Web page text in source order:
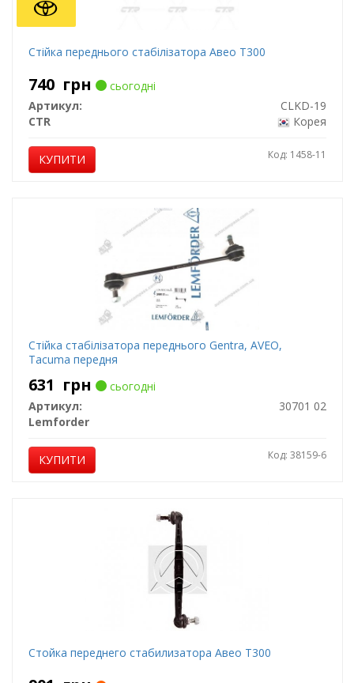
Стійка переднього стабілізатора Авео Т300
740 грн
сьогодні
Артикул:
CLKD-19
CTR
Корея
КУПИТИ Код: 1458-11
Стійка стабілізатора переднього Gentra, AVEO,
Tacuma передня
631 грн
сьогодні
Артикул:
30701 02
Lemforder
КУПИТИ Код: 38159-6
Стойка переднего стабилизатора Авео Т300